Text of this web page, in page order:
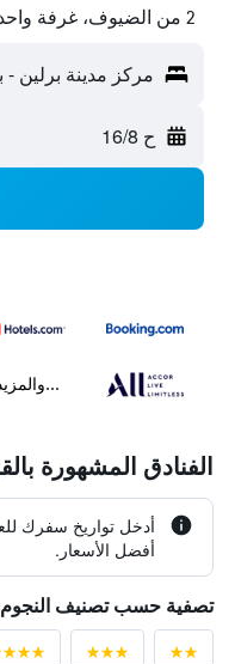
2 من الضيوف، غرفة واحدة
مركز مدينة برلين -
ح 16/8
الفنادق المشهورة
أدخل تواريخ سفرك
أفضل الأسعار.
تصفية حسب تصنيف النجوم